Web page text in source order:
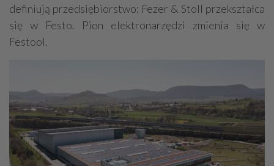
definiują przedsiębiorstwo: Fezer & Stoll przekształca
się w Festo. Pion elektronarzędzi zmienia się w
Festool.